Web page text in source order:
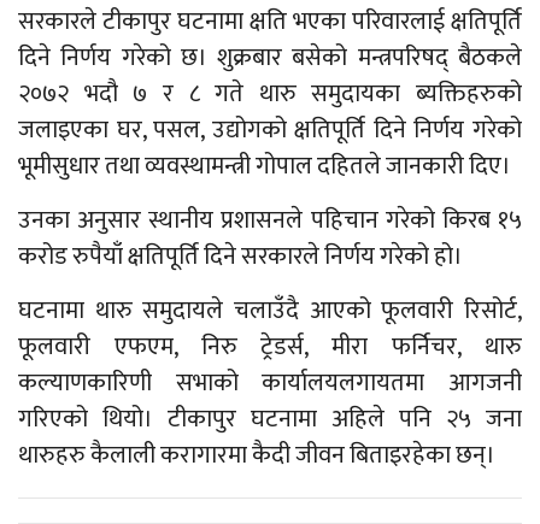
सरकारले टीकापुर घटनामा क्षति भएका परिवारलाई क्षतिपूर्ति
दिने निर्णय गरेको छ। शुक्रबार बसेको मन्त्रपरिषद् बैठकले
२०७२ भदौ ७ र ८ गते थारु समुदायका ब्यक्तिहरुको
जलाइएका घर, पसल, उद्योगको क्षतिपूर्ति दिने निर्णय गरेको
भूमीसुधार तथा व्यवस्थामन्त्री गोपाल दहितले जानकारी दिए।
उनका अनुसार स्थानीय प्रशासनले पहिचान गरेको किरब १५
करोड रुपैयाँ क्षतिपूर्ति दिने सरकारले निर्णय गरेको हो।
घटनामा थारु समुदायले चलाउँदै आएको फूलवारी रिसोर्ट,
फूलवारी एफएम, निरु ट्रेडर्स, मीरा फर्निचर, थारु
कल्याणकारिणी सभाको कार्यालयलगायतमा आगजनी
गरिएको थियो। टीकापुर घटनामा अहिले पनि २५ जना
थारुहरु कैलाली करागारमा कैदी जीवन बिताइरहेका छन्।